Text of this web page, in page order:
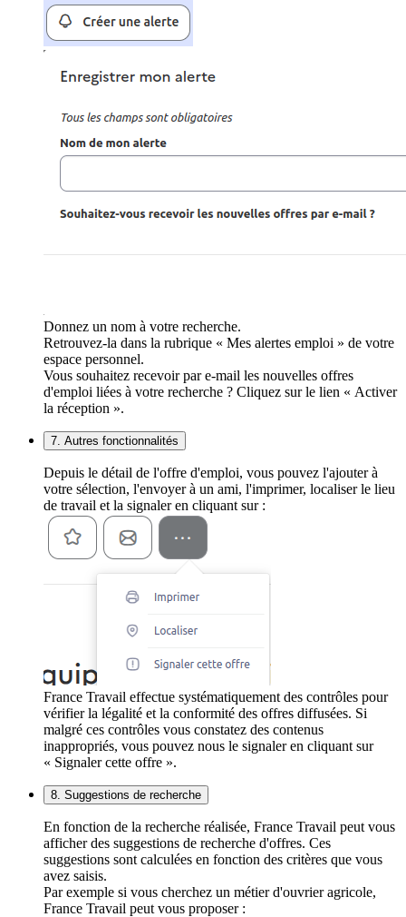
Donnez un nom à votre recherche.
Retrouvez-la dans la rubrique « Mes alertes emploi » de votre
espace personnel.
Vous souhaitez recevoir par e-mail les nouvelles offres
d'emploi liées à votre recherche ? Cliquez sur le lien « Activer
la réception ».
7. Autres fonctionnalités
Depuis le détail de l'offre d'emploi, vous pouvez l'ajouter à
votre sélection, l'envoyer à un ami, l'imprimer, localiser le lieu
de travail et la signaler en cliquant sur :
France Travail effectue systématiquement des contrôles pour
vérifier la légalité et la conformité des offres diffusées. Si
malgré ces contrôles vous constatez des contenus
inappropriés, vous pouvez nous le signaler en cliquant sur
« Signaler cette offre ».
8. Suggestions de recherche
En fonction de la recherche réalisée, France Travail peut vous
afficher des suggestions de recherche d'offres. Ces
suggestions sont calculées en fonction des critères que vous
avez saisis.
Par exemple si vous cherchez un métier d'ouvrier agricole,
France Travail peut vous proposer :